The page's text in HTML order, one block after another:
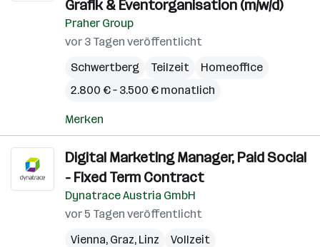
Grafik & Eventorganisation (m/w/d)
Praher Group
vor 3 Tagen veröffentlicht
Schwertberg
Teilzeit
Homeoffice
2.800 € – 3.500 € monatlich
Merken
Digital Marketing Manager, Paid Social
- Fixed Term Contract
Dynatrace Austria GmbH
vor 5 Tagen veröffentlicht
Vienna, Graz, Linz
Vollzeit